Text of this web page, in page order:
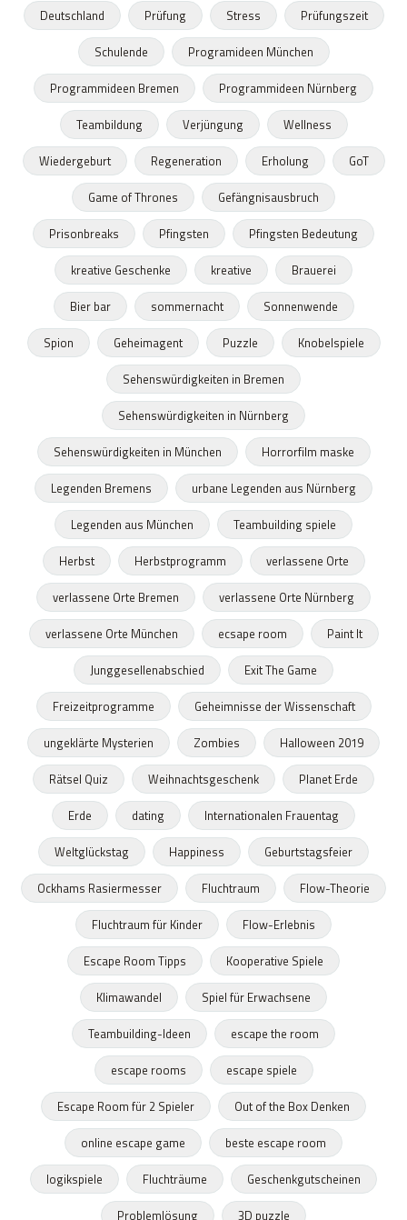
Deutschland Prüfung Stress
Prüfungszeit
Schulende
Programideen München
Programmideen Bremen
Programmideen Nürnberg
Teambildung
Verjüngung
Wellness
Wiedergeburt
Regeneration Erholung
GoT
Game of Thrones
Gefängnisausbruch
Prisonbreaks
Pfingsten
Pfingsten Bedeutung
kreative Geschenke
kreative
Brauerei
Bier bar
sommernacht
Sonnenwende
Spion
Geheimagent Puzzle
Knobelspiele
Sehenswürdigkeiten in Bremen
Sehenswürdigkeiten in Nürnberg
Sehenswürdigkeiten in München
Horrorfilm maske
Legenden Bremens
urbane Legenden aus Nürnberg
Legenden aus München
Teambuilding spiele
Herbst
Herbstprogramm
verlassene Orte
verlassene Orte Bremen
verlassene Orte Nürnberg
verlassene Orte München
ecsape room
Paint It
Junggesellenabschied
Exit The Game
Freizeitprogramme
Geheimnisse der Wissenschaft
ungeklärte Mysterien
Zombies
Halloween 2019
Rätsel Quiz
Weihnachtsgeschenk
Planet Erde
Erde
dating
Internationalen Frauentag
Weltglückstag
Happiness
Geburtstagsfeier
Ockhams Rasiermesser
Fluchtraum
Flow-Theorie
Fluchtraum für Kinder
Flow-Erlebnis
Escape Room Tipps
Kooperative Spiele
Klimawandel
Spiel für Erwachsene
Teambuilding-Ideen
escape the room
escape rooms
escape spiele
Escape Room für 2 Spieler
Out of the Box Denken
online escape game
beste escape room
logikspiele
Fluchträume
Geschenkgutscheinen
Problemlösung
3D puzzle